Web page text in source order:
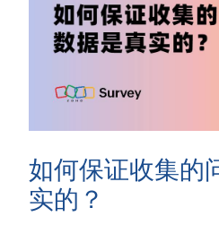
如何保证收集的
实的？